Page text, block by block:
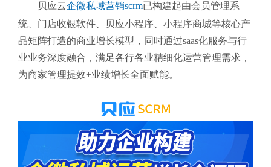
贝应云企微私域营销scrm已构建起由会员管理系
统、门店收银软件、贝应小程序、小程序商城等核心产
品矩阵打造的商业增长模型，同时通过saas化服务与行
业业务深度融合， 满足各行各业精细化运营管理需求，
为商家管理提效+业绩增长全面赋能。